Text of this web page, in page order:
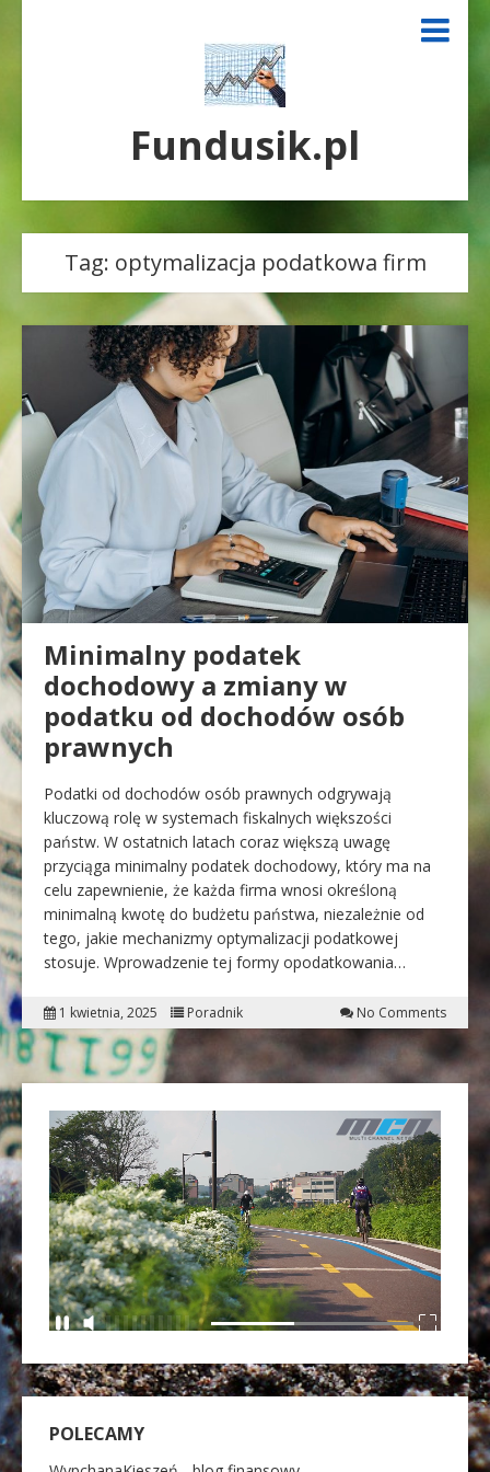
Fundusik.pl
Tag: optymalizacja podatkowa firm
Minimalny podatek
dochodowy a zmiany w
podatku od dochodów osób
prawnych
Podatki od dochodów osób prawnych odgrywają
kluczową rolę w systemach fiskalnych większości
państw. W ostatnich latach coraz większą uwagę
przyciąga minimalny podatek dochodowy, który ma na
celu zapewnienie, że każda firma wnosi określoną
minimalną kwotę do budżetu państwa, niezależnie od
tego, jakie mechanizmy optymalizacji podatkowej
stosuje. Wprowadzenie tej formy opodatkowania…
1 kwietnia, 2025 Poradnik No Comments
POLECAMY